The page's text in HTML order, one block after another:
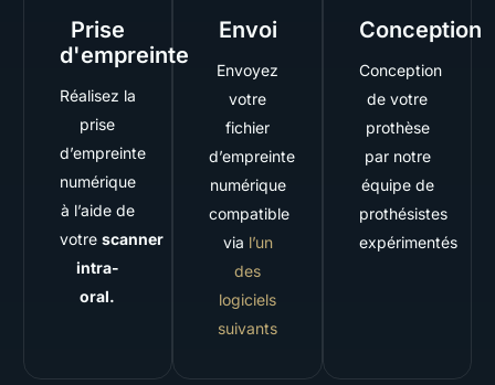
Prise
d'empreinte
Réalisez la
prise
d’empreinte
numérique
à l’aide de
votre scanner
intra-
oral.
Envoi
Envoyez
votre
fichier
d’empreinte
numérique
compatible
via l’un
des
logiciels
suivants
Conception
Conception
de votre
prothèse
par notre
équipe de
prothésistes
expérimentés